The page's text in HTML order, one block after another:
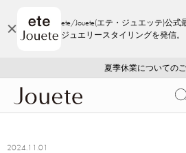
ete/Jouete(エテ・ジュエッテ)公
ジュエリースタイリングを発信。
採用のご案内
ご注文いただいたお品物のお届
夏季休業についての
WEB LIMITED ITEMS
採用のご案内
ご注文いただいたお品物のお届
2024.11.01